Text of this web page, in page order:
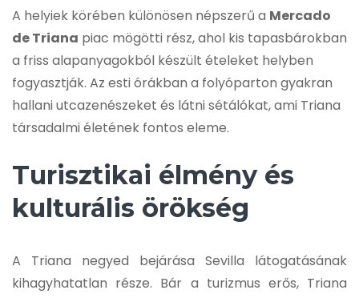
A helyiek körében különösen népszerű a Mercado
de Triana piac mögötti rész, ahol kis tapasbárokban
a friss alapanyagokból készült ételeket helyben
fogyasztják. Az esti órákban a folyóparton gyakran
hallani utcazenészeket és látni sétálókat, ami Triana
társadalmi életének fontos eleme.
Turisztikai élmény és
kulturális örökség
A Triana negyed bejárása Sevilla látogatásának
kihagyhatatlan része. Bár a turizmus erős, Triana